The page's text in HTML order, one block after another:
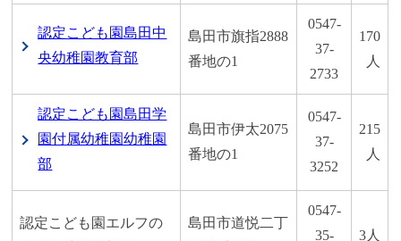
認定こども園島田中
央幼稚園教育部
島田市旗指2888
番地の1
0547-
37-
2733
170
人
認定こども園島田学
園付属幼稚園幼稚園
部
島田市伊太2075
番地の1
0547-
37-
3252
215
人
認定こども園エルフの
島田市道悦二丁
0547‐
35‐
3人